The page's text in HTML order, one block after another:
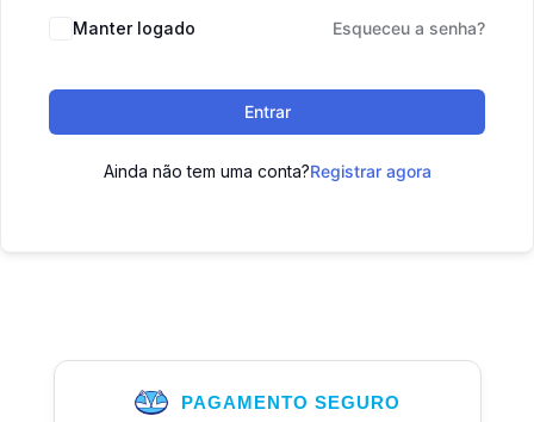
Manter logado Esqueceu a senha?
Entrar
Ainda não tem uma conta?Registrar agora
PAGAMENTO SEGURO